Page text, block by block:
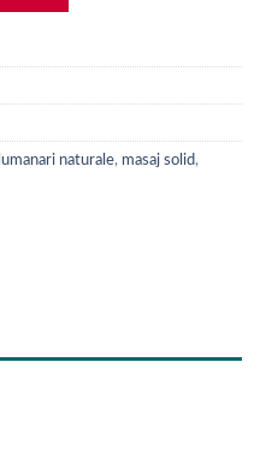
lumanari naturale, masaj solid,